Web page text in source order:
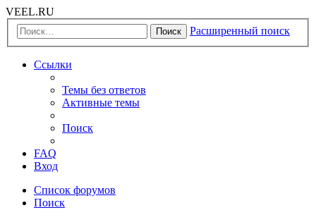
VEEL.RU
Поиск Расширенный поиск
Ссылки
Темы без ответов
Активные темы
Поиск
FAQ
Вход
Список форумов
Поиск